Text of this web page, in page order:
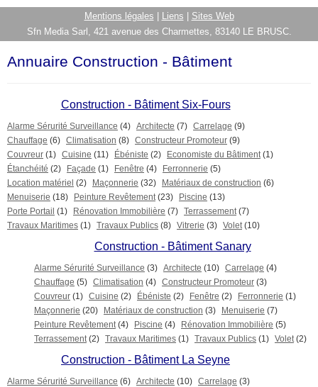
Mentions légales Liens
Sites Web
Sfn Media Sarl, 421 avenue des Charmettes, 83140 LE BRUSC.
Annuaire Construction - Bâtiment
Construction - Bâtiment Six-Fours
Alarme Sérurité Surveillance (4) Architecte (7) Carrelage (9)
Chauffage (6) Climatisation (8) Constructeur Promoteur (9)
Couvreur (1) Cuisine (11) Ébéniste (2) Economiste du Bâtiment (1)
Étanchéité (2) Façade (1) Fenêtre (4) Ferronnerie (5)
Location matériel (2) Maçonnerie (32) Matériaux de construction (6)
Menuiserie (18) Peinture Revêtement (23) Piscine (13)
Porte Portail (1) Rénovation Immobilière (7) Terrassement (7)
Travaux Maritimes (1) Travaux Publics (8) Vitrerie (3) Volet (10)
Construction - Bâtiment Sanary
Alarme Sérurité Surveillance (3) Architecte (10) Carrelage (4)
Chauffage (5) Climatisation (4) Constructeur Promoteur (3)
Couvreur (1) Cuisine (2) Ébéniste (2) Fenêtre (2) Ferronnerie (1)
Maçonnerie (20) Matériaux de construction (3) Menuiserie (7)
Peinture Revêtement (4) Piscine (4) Rénovation Immobilière (5)
Terrassement (2) Travaux Maritimes (1) Travaux Publics (1) Volet (2)
Construction - Bâtiment La Seyne
Alarme Sérurité Surveillance (6) Architecte (10) Carrelage (3)